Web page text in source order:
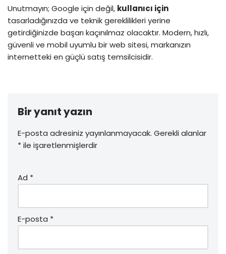
Unutmayın; Google için değil, kullanıcı için
tasarladığınızda ve teknik gereklilikleri yerine
getirdiğinizde başarı kaçınılmaz olacaktır. Modern, hızlı,
güvenli ve mobil uyumlu bir web sitesi, markanızın
internetteki en güçlü satış temsilcisidir.
Bir yanıt yazın
E-posta adresiniz yayınlanmayacak. Gerekli alanlar
*ile işaretlenmişlerdir
Ad *
E-posta *